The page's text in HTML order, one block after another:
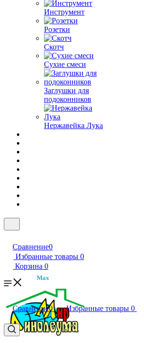
Инструмент
Розетки
Скотч
Сухие смеси
Заглушки для
подоконников
Нержавейка Лука
Сравнение0
Избранные товары 0
Корзина 0
Max
Сравнение0 Избранные товары 0